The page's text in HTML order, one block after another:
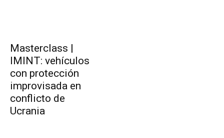
Masterclass |
IMINT: vehículos
con protección
improvisada en
conflicto de
Ucrania